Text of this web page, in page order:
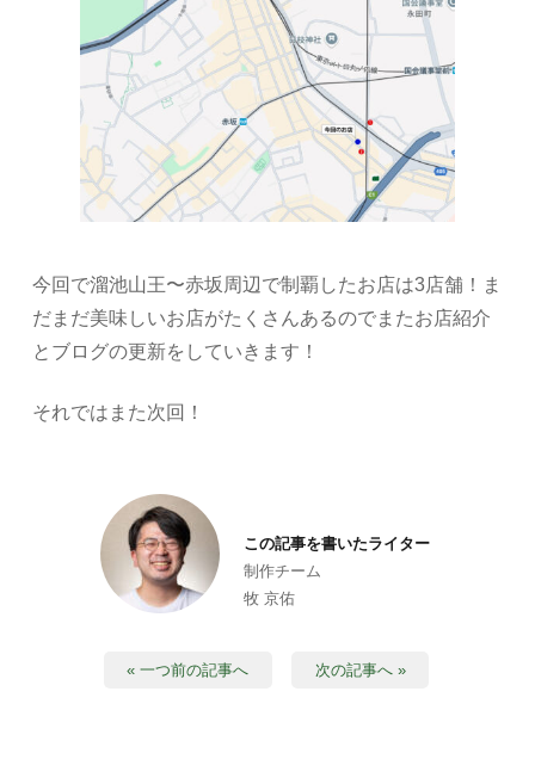
今回で溜池山王〜赤坂周辺で制覇したお店は3店舗！ま
だまだ美味しいお店がたくさんあるのでまたお店紹介
とブログの更新をしていきます！
それではまた次回！
この記事を書いたライター
制作チーム
牧 京佑
« 一つ前の記事へ 次の記事へ »